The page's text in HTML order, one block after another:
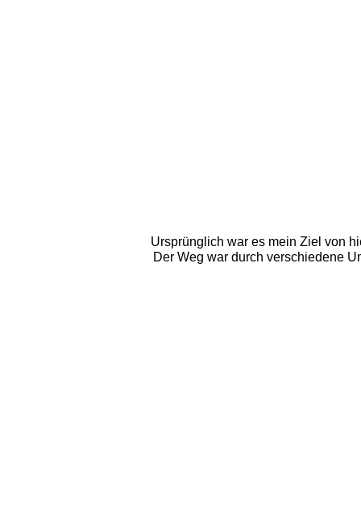
Ursprünglich war es mein Ziel von
Der Weg war durch verschiedene